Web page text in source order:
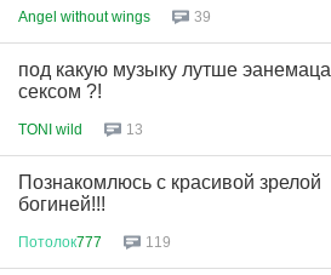
Angel without wings 39
под какую музыку лутше эанемаца
сексом ?!
TONI wild 13
Познакомлюсь с красивой зрелой
богиней!!!
Потолок777 119